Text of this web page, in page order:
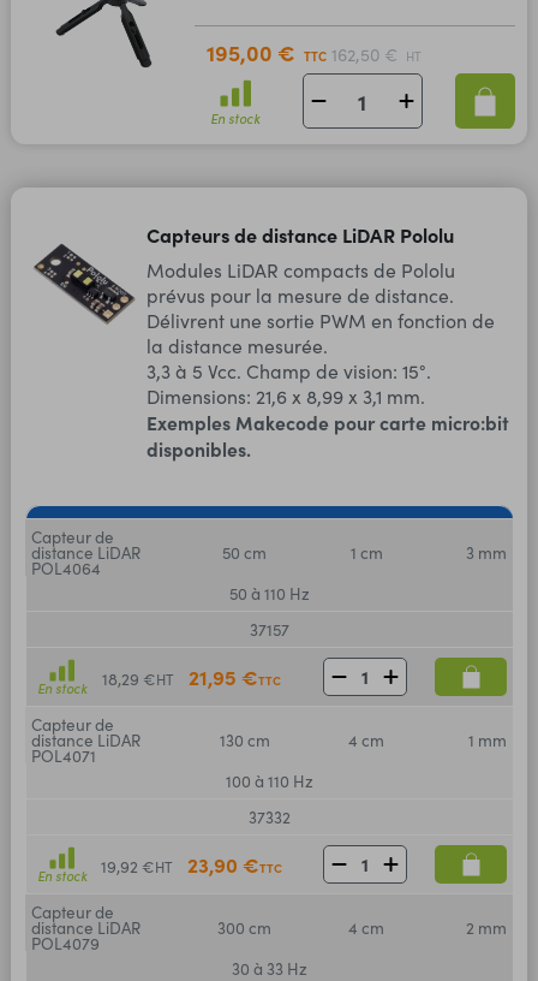
195,00 € TTC 162,50 € HT
En stock
Capteurs de distance LiDAR Pololu
Modules LiDAR compacts de Pololu
prévus pour la mesure de distance.
Délivrent une sortie PWM en fonction de
la distance mesurée.
3,3 à 5 Vcc. Champ de vision: 15°.
Dimensions: 21,6 x 8,99 x 3,1 mm.
Exemples Makecode pour carte micro:bit
disponibles.
Capteur de
distance LiDAR
POL4064
50 cm 1 cm
3 mm
50 à 110 Hz
37157
En stock 18,29 €HT 21,95 €TTC
Capteur de
distance LiDAR
POL4071
130 cm 4 cm
1 mm
100 à 110 Hz
37332
En stock 19,92 €HT 23,90 €TTC
Capteur de
distance LiDAR
POL4079
300 cm 4 cm
2 mm
30 à 33 Hz